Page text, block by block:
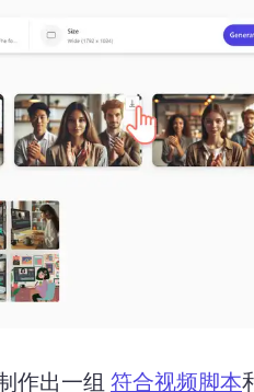
作出一组 符合视频脚本